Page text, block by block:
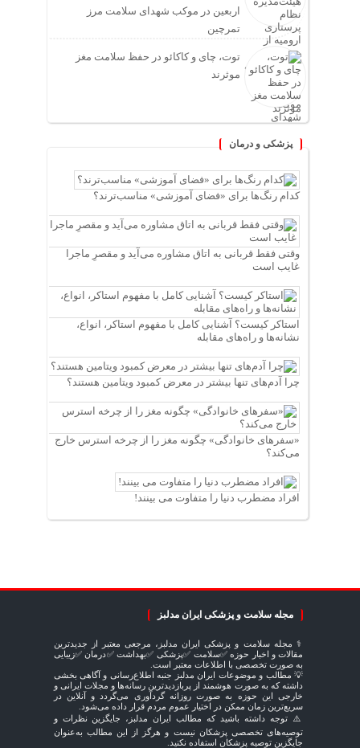
اربعین در موکب شهدای سلامت مرز
تمرچین
توت، چای و کاکائو در حفظ سلامت مغز
موثرند
پزشکی و درمان
کدام رنگ‌ها برای «فضای آموزشی» مناسب‌ترند؟
وقتی فقط قربانی به اتاق مشاوره می‌آید و مقصرِ ماجرا
غایب است
استاکر کیست؟ آشنایی کامل با مفهوم استاکر، انواع،
نشانه‌ها و راه‌های مقابله
چرا آدم‌های تنها بیشتر در معرض کمبود ویتامین هستند؟
«سفرهای خانوادگی» چگونه مغز را از چرخه استرس خارج
می‌کند؟
افراد مضطرب دنیا را متفاوت می بینند!
مجله سلامت و پزشکی ایران مدلبز
⚕️ مجله سلامت و پزشکی ایران مدلبز، مرجعی معتبر از جدیدترین
مقالات و اخبار حوزه ✅سلامت ✅پزشکی ✅بهداشت ✅درمان ✅زیبایی
به صورت تخصصی با اطلاعات معتبر است.
💡 مطالب و موضوعات ایران مدلبز جنبه اطلاع‌رسانی و آگاهی بخشی
داشته که به صورت هوشمند از پربازدیدترین رسانه‌ها و مجلات ایرانی و
خارجی این حوزه به صورت روزانه گردآوری می‌گردد و آنلاین در
سریع‌ترین زمان ممکن در اختیار عموم مردم قرار داده می‌شود.
⚠️ توجه داشته باشید که مطالب ایران مدلبز، جایگزین نظرات و
توصیه‌های تخصصی پزشکان نیست و هرگز از این مطالب به‌عنوان
جایگزین توصیه پزشکان استفاده نکنید.